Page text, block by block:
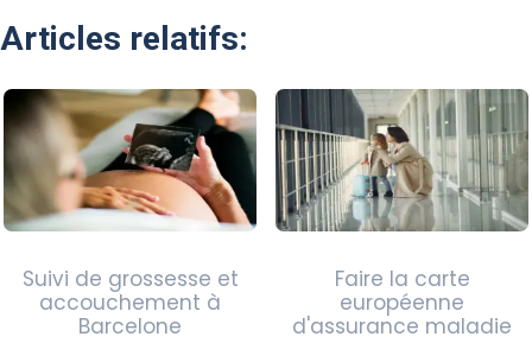
Articles relatifs:
Suivi de grossesse et
accouchement à
Barcelone
Faire la carte
européenne
d'assurance maladie